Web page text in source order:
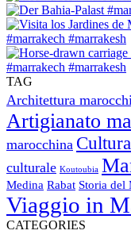
TAG
Architettura
Artigianato
marocchina
culturale Koutoubia
Medina Rabat Storia del
Viaggio in
CATEGORIES